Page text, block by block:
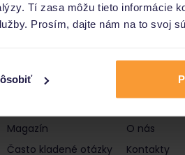
Tí zasa môžu tieto informácie
Prosím, dajte nám na to svoj
Magazín
Často kladené otázky
O nás
Kontakty